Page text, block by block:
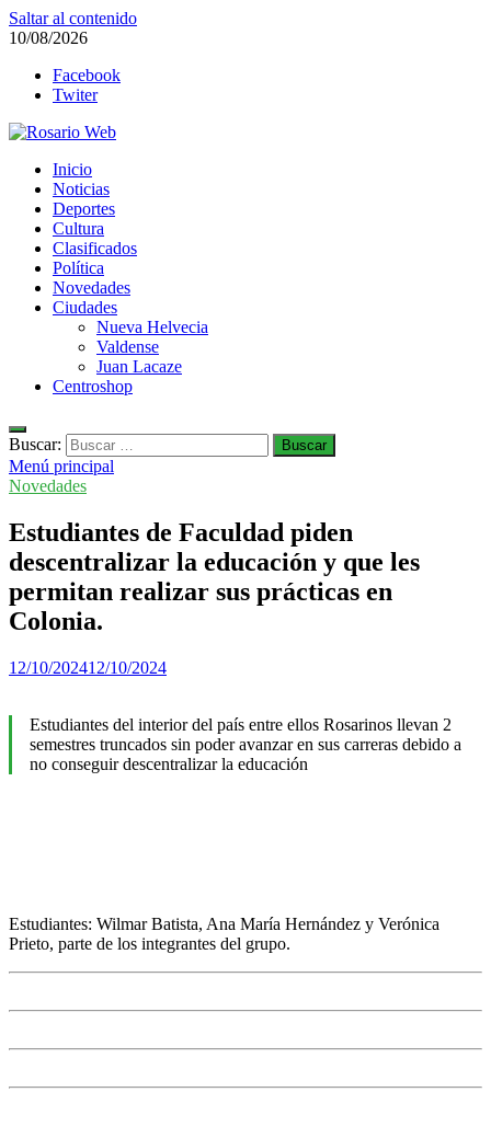
Saltar al contenido
10/08/2026
Facebook
Twiter
Rosario Web
Todas la noticias de Rosario y la zona
Inicio
Noticias
Deportes
Cultura
Clasificados
Política
Novedades
Ciudades
Nueva Helvecia
Valdense
Juan Lacaze
Centroshop
Buscar:
Menú principal
Novedades
Estudiantes de Faculdad piden
descentralizar la educación y que les
permitan realizar sus prácticas en
Colonia.
12/10/202412/10/2024
Estudiantes del interior del país entre ellos Rosarinos llevan 2
semestres truncados sin poder avanzar en sus carreras debido a
no conseguir descentralizar la educación
Estudiantes: Wilmar Batista, Ana María Hernández y Verónica
Prieto, parte de los integrantes del grupo.